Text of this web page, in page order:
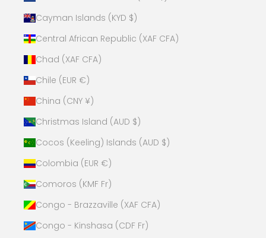
Cayman Islands (KYD $)
Central African Republic (XAF CFA)
Chad (XAF CFA)
Chile (EUR €)
China (CNY ¥)
Christmas Island (AUD $)
Cocos (Keeling) Islands (AUD $)
Colombia (EUR €)
Comoros (KMF Fr)
Congo - Brazzaville (XAF CFA)
Congo - Kinshasa (CDF Fr)
DESBLOQUEAR DESCUENTO
Suscribiéndote, aceptas recibir email marketing
Si quieres, dinos tu cumpleaños 🎁
No gracias, quiero pagar más.